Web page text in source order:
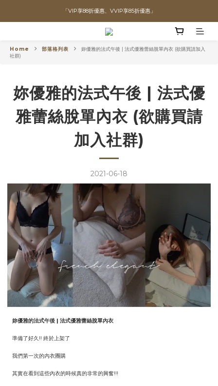
直播喊單享更優惠價格！！
直播喊單享更優惠價格！！
Home 部落格列表
妳優雅的法式午後 | 法式優雅蕾絲脫單內衣 (欲購買請加入
社群)
妳優雅的法式午後 | 法式優
雅蕾絲脫單內衣 (欲購買請
加入社群)
2021-06-18
妳優雅的法式午後 | 法式優雅蕾絲脫單內衣
準備了好久!! 終於上架了
我們第一次的內衣團購
其實在看到這些內衣的時候真的非常的興奮!!!